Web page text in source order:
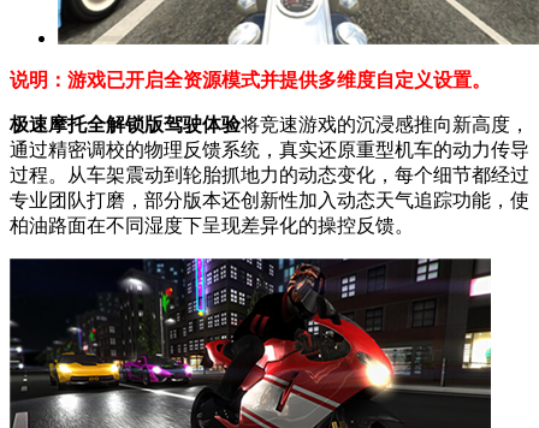
说明：游戏已开启全资源模式并提供多维度自定义设置。
极速摩托全解锁版驾驶体验将竞速游戏的沉浸感推向新高度，
通过精密调校的物理反馈系统，真实还原重型机车的动力传导
过程。从车架震动到轮胎抓地力的动态变化，每个细节都经过
专业团队打磨，部分版本还创新性加入动态天气追踪功能，使
柏油路面在不同湿度下呈现差异化的操控反馈。